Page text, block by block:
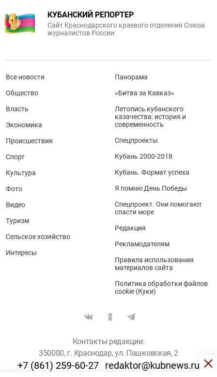
КУБАНСКИЙ РЕПОРТЕР
Сайт Краснодарского краевого отделения Союза
журналистов России
Все новости
Общество
Власть
Экономика
Происшествия
Спорт
Культура
Фото
Видео
Туризм
Сельское хозяйство
Интересы
Панорама
«Битва за Кавказ»
Летопись кубанского
казачества: история и
современность
Спецпроекты
Кубань 2000-2018
Кубань. Формат успеха
Я помню День Победы
Спецпроект. Они помогают
спасти море
Редакция
Рекламодателям
Правила использования
материалов сайта
Политика обработки файлов
cookie (Куки)
Контакты редакции:
350000, г. Краснодар, ул. Пашковская, 2
+7 (861) 259-60-27 redaktor@kubnews.ru